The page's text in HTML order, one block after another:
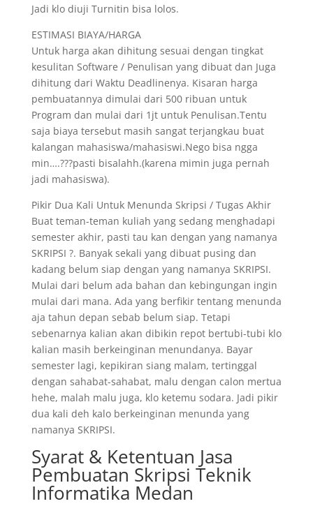
Jadi klo diuji Turnitin bisa lolos.
ESTIMASI BIAYA/HARGA
Untuk harga akan dihitung sesuai dengan tingkat
kesulitan Software / Penulisan yang dibuat dan Juga
dihitung dari Waktu Deadlinenya. Kisaran harga
pembuatannya dimulai dari 500 ribuan untuk
Program dan mulai dari 1jt untuk Penulisan.Tentu
saja biaya tersebut masih sangat terjangkau buat
kalangan mahasiswa/mahasiswi.Nego bisa ngga
min….???pasti bisalahh.(karena mimin juga pernah
jadi mahasiswa).
Pikir Dua Kali Untuk Menunda Skripsi / Tugas Akhir
Buat teman-teman kuliah yang sedang menghadapi
semester akhir, pasti tau kan dengan yang namanya
SKRIPSI ?. Banyak sekali yang dibuat pusing dan
kadang belum siap dengan yang namanya SKRIPSI.
Mulai dari belum ada bahan dan kebingungan ingin
mulai dari mana. Ada yang berfikir tentang menunda
aja tahun depan sebab belum siap. Tetapi
sebenarnya kalian akan dibikin repot bertubi-tubi klo
kalian masih berkeinginan menundanya. Bayar
semester lagi, kepikiran siang malam, tertinggal
dengan sahabat-sahabat, malu dengan calon mertua
hehe, malah malu juga, klo ketemu sodara. Jadi pikir
dua kali deh kalo berkeinginan menunda yang
namanya SKRIPSI.
Syarat & Ketentuan Jasa
Pembuatan Skripsi Teknik
Informatika Medan